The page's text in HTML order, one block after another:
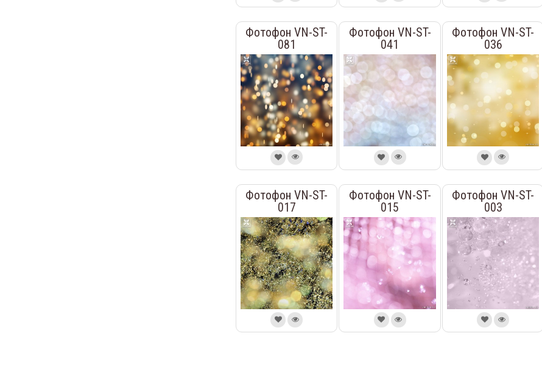
Фотофон VN-ST-
081
Фотофон VN-ST-
041
Фотофон VN-ST-
036
Фотофон VN-ST-
017
Фотофон VN-ST-
015
Фотофон VN-ST-
003